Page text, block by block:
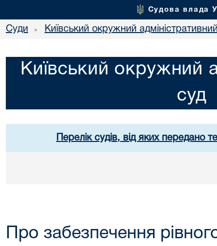
Судова влада
Суди • Київський окружний
Київський окружний
суд
Перелік судів, від яких передано
Про забезпечення